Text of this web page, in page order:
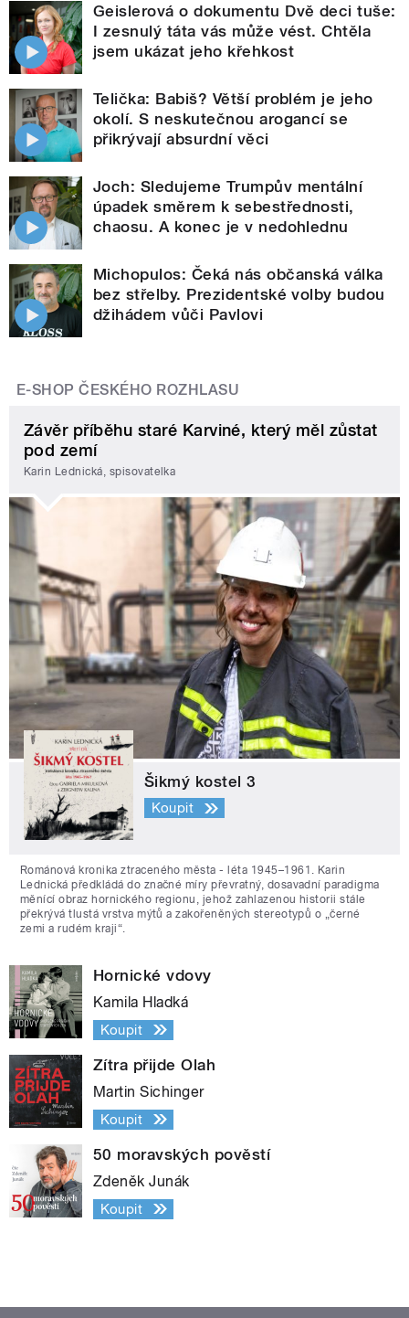
Geislerová o dokumentu Dvě deci tuše:
I zesnulý táta vás může vést. Chtěla
jsem ukázat jeho křehkost
Telička: Babiš? Větší problém je jeho
okolí. S neskutečnou arogancí se
přikrývají absurdní věci
Joch: Sledujeme Trumpův mentální
úpadek směrem k sebestřednosti,
chaosu. A konec je v nedohlednu
Michopulos: Čeká nás občanská válka
bez střelby. Prezidentské volby budou
džihádem vůči Pavlovi
E-SHOP ČESKÉHO ROZHLASU
Závěr příběhu staré Karviné, který měl zůstat
pod zemí
Karin Lednická, spisovatelka
Šikmý kostel 3
Koupit
Románová kronika ztraceného města - léta 1945–1961. Karin
Lednická předkládá do značné míry převratný, dosavadní paradigma
měnící obraz hornického regionu, jehož zahlazenou historii stále
překrývá tlustá vrstva mýtů a zakořeněných stereotypů o „černé
zemi a rudém kraji“.
Hornické vdovy
Kamila Hladká
Koupit
Zítra přijde Olah
Martin Sichinger
Koupit
50 moravských pověstí
Zdeněk Junák
Koupit